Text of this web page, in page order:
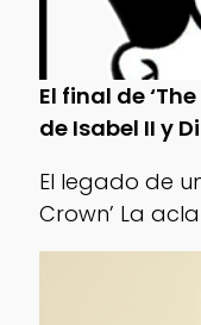
El final de
de Isabel II y
El legado de
Crown’ La